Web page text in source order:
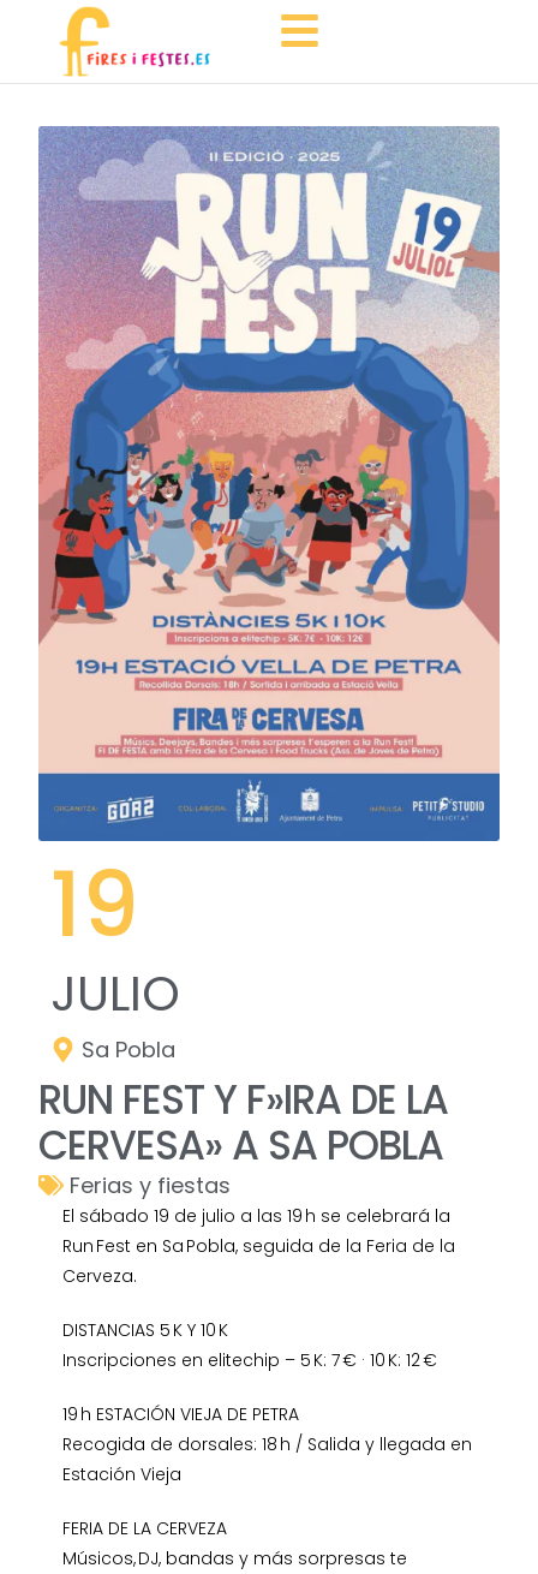
19
JULIO
Sa Pobla
RUN FEST Y F»IRA DE LA
CERVESA» A SA POBLA
Ferias y fiestas
El sábado 19 de julio a las 19 h se celebrará la
Run Fest en Sa Pobla, seguida de la Feria de la
Cerveza.
DISTANCIAS 5 K Y 10 K
Inscripciones en elitechip – 5 K: 7 € · 10 K: 12 €
19 h ESTACIÓN VIEJA DE PETRA
Recogida de dorsales: 18 h / Salida y llegada en
Estación Vieja
FERIA DE LA CERVEZA
Músicos, DJ, bandas y más sorpresas te